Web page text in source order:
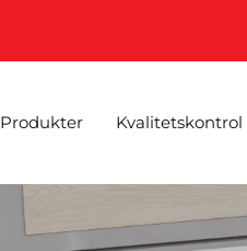
Produkter Kvalitetskontrol